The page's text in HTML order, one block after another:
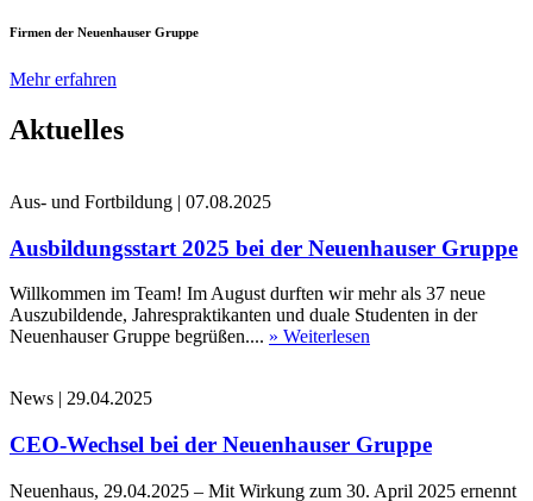
Firmen der Neuenhauser Gruppe
Mehr erfahren
Aktuelles
Aus- und Fortbildung | 07.08.2025
Ausbildungsstart 2025 bei der Neuenhauser Gruppe
Willkommen im Team! Im August durften wir mehr als 37 neue
Auszubildende, Jahrespraktikanten und duale Studenten in der
Neuenhauser Gruppe begrüßen.... » Weiterlesen
News | 29.04.2025
CEO-Wechsel bei der Neuenhauser Gruppe
Neuenhaus, 29.04.2025 – Mit Wirkung zum 30. April 2025 ernennt